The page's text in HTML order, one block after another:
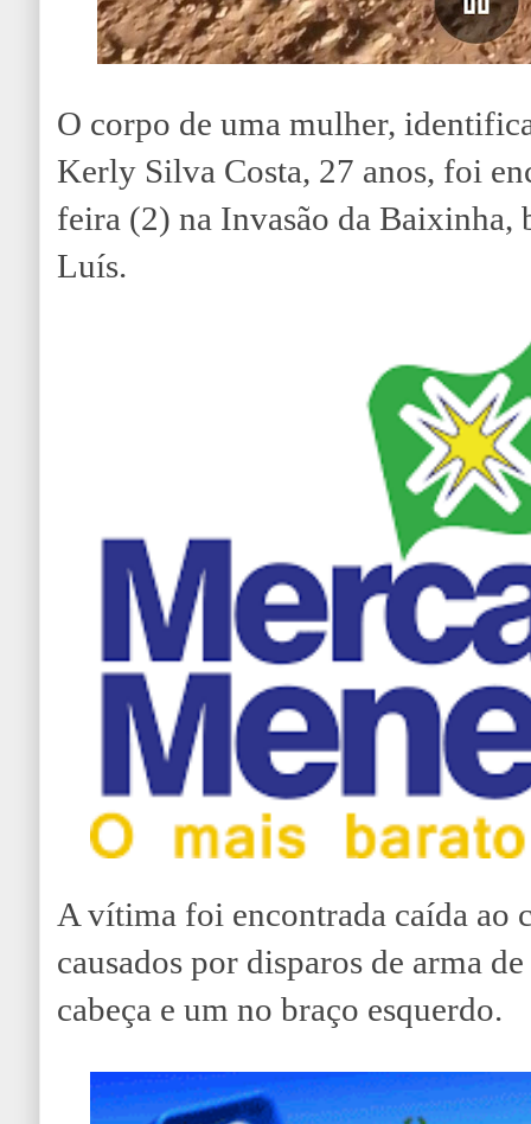
O corpo de uma mulher,
Kerly Silva Costa, 27 anos, foi
feira (2) na Invasão da Baixinha,
Luís.
A vítima foi encontrada caída ao
causados por disparos de arma
cabeça e um no braço esquerdo.